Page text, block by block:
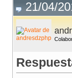
21/04/